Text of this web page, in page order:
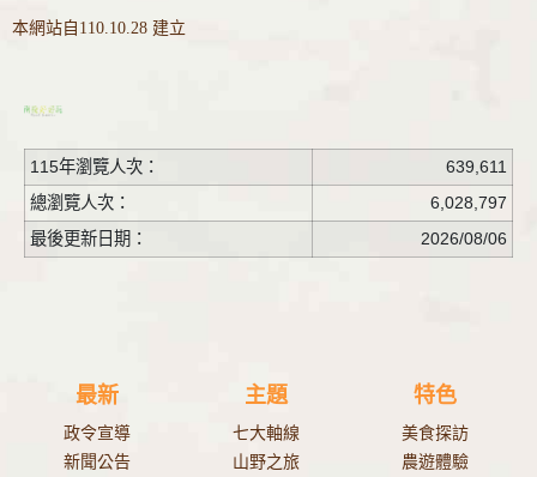
本網站自110.10.28 建立
115年瀏覽人次：
639,611
總瀏覽人次：
6,028,797
最後更新日期：
2026/08/06
最新
政令宣導
新聞公告
主題
七大軸線
山野之旅
特色
美食探訪
農遊體驗